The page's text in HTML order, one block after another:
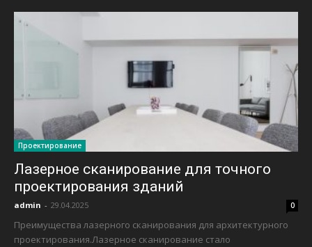
Проектирование
Лазерное сканирование для точного
проектирования зданий
admin - 29.04.2025 0
Преимущества лазерного сканирования для архитектурного
проектирования.Лазерное сканирование стало